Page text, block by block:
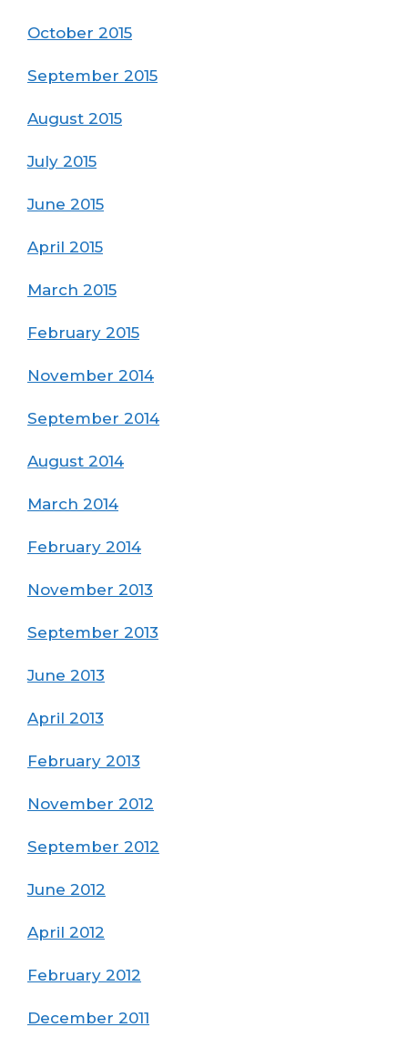
October 2015
September 2015
August 2015
July 2015
June 2015
April 2015
March 2015
February 2015
November 2014
September 2014
August 2014
March 2014
February 2014
November 2013
September 2013
June 2013
April 2013
February 2013
November 2012
September 2012
June 2012
April 2012
February 2012
December 2011